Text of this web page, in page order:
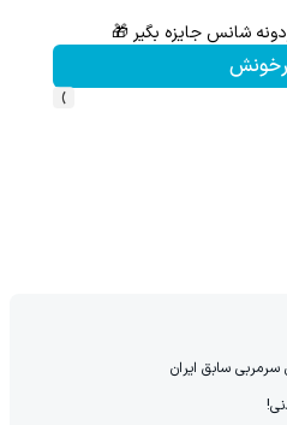
›
سرمربی سابق ایران